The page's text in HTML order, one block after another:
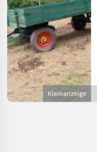
Kleinanzeige